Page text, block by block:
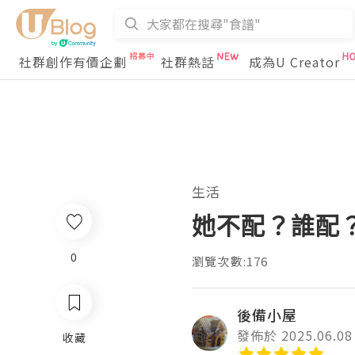
社群創作有價企劃 社群熱話 成為U Creator
生活
她不配？誰配
瀏覽次數:176
後備小屋
發佈於 2025.06.08
0
收藏